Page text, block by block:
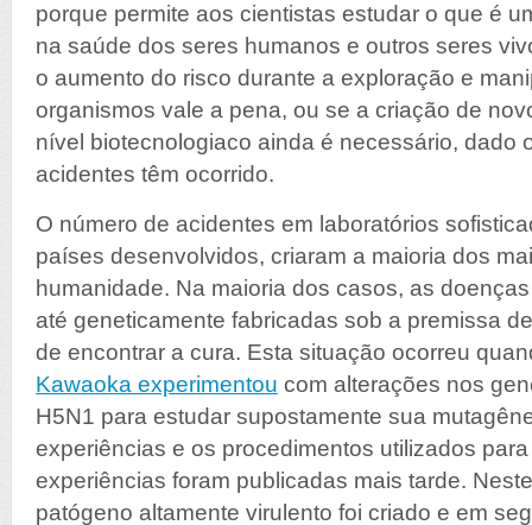
porque permite aos cientistas estudar o que é
na saúde dos seres humanos e outros seres
o aumento do risco durante a exploração e
organismos vale a pena, ou se a criação de
nível biotecnologiaco ainda é necessário, dado
acidentes têm ocorrido.
O número de acidentes em laboratórios
países desenvolvidos, criaram a maioria dos
humanidade. Na maioria dos casos, as
até geneticamente fabricadas sob a premissa
de encontrar a cura. Esta situação ocorreu
Kawaoka experimentou com alterações nos
H5N1 para estudar supostamente sua
experiências e os procedimentos utilizados
experiências foram publicadas mais tarde.
patógeno altamente virulento foi criado e em